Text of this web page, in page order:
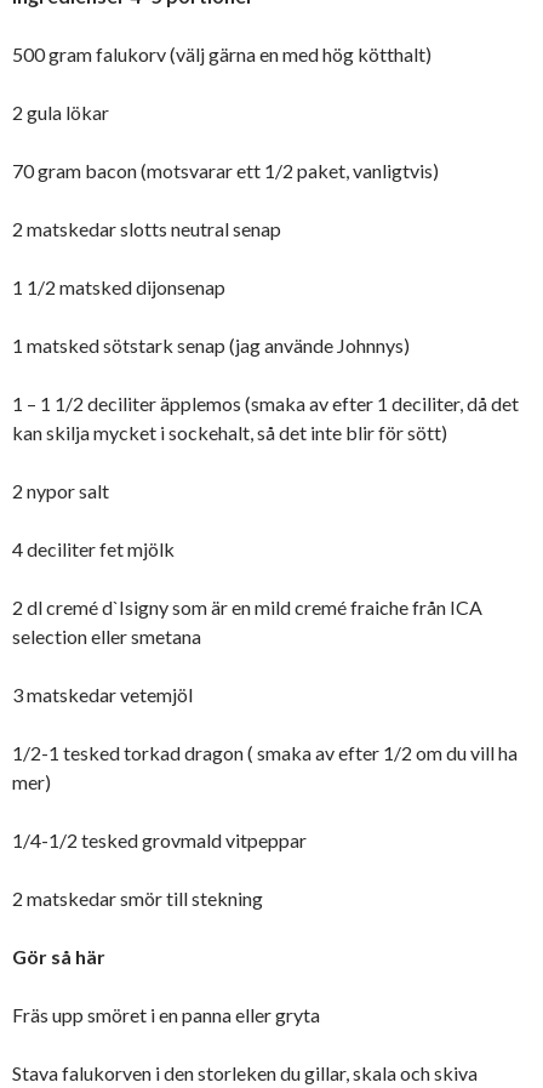
500 gram falukorv (välj gärna en med hög kötthalt)
2 gula lökar
70 gram bacon (motsvarar ett 1/2 paket, vanligtvis)
2 matskedar slotts neutral senap
1 1/2 matsked dijonsenap
1 matsked sötstark senap (jag använde Johnnys)
1 – 1 1/2 deciliter äpplemos (smaka av efter 1 deciliter, då det
kan skilja mycket i sockehalt, så det inte blir för sött)
2 nypor salt
4 deciliter fet mjölk
2 dl cremé d`Isigny som är en mild cremé fraiche från ICA
selection eller smetana
3 matskedar vetemjöl
1/2-1 tesked torkad dragon ( smaka av efter 1/2 om du vill ha
mer)
1/4-1/2 tesked grovmald vitpeppar
2 matskedar smör till stekning
Gör så här
Fräs upp smöret i en panna eller gryta
Stava falukorven i den storleken du gillar, skala och skiva